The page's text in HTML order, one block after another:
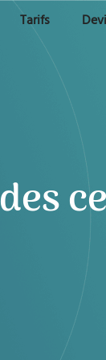
Tarifs